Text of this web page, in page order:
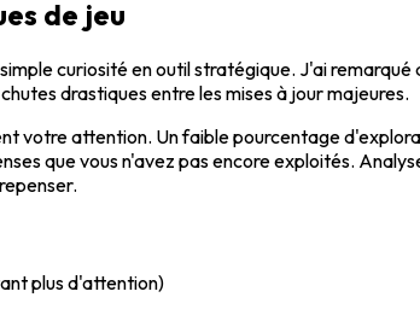
de jeu
curiosité en outil stratégique. J'ai
drastiques entre les mises à jour majeures.
votre attention. Un faible pourcentage
que vous n'avez pas encore exploités.
plus d'attention)